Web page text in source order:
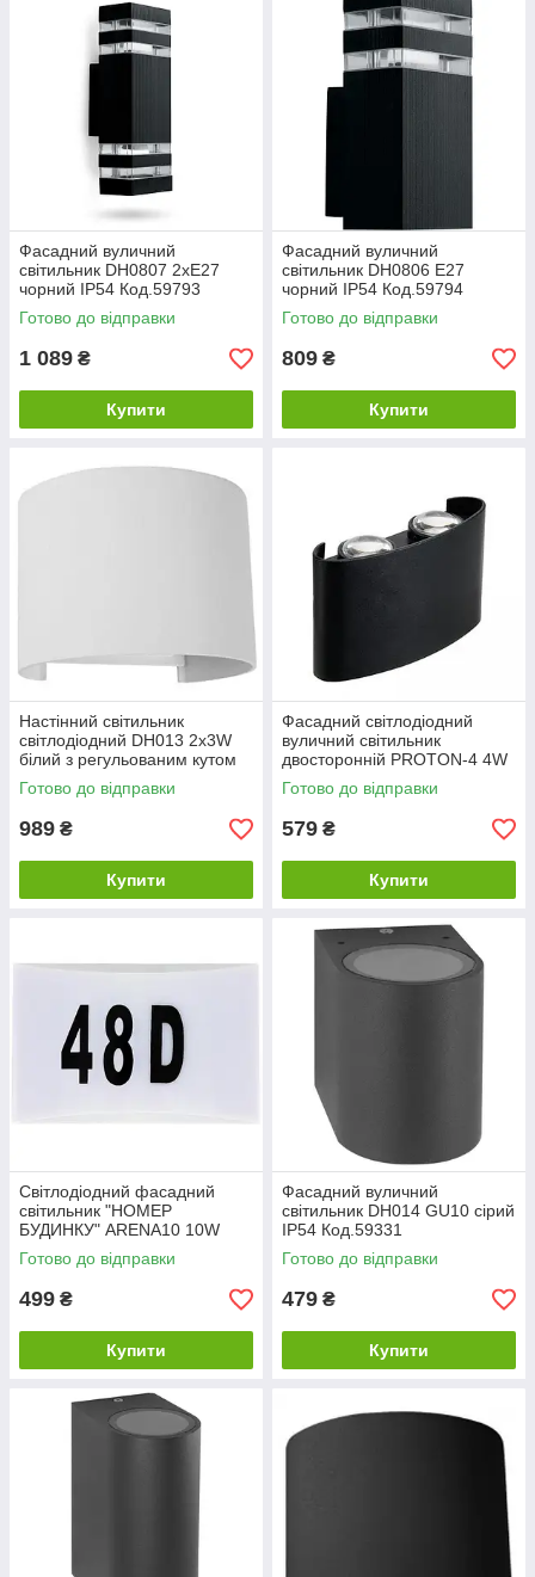
Фасадний вуличний
світильник DH0807 2хЕ27
чорний IP54 Код.59793
Готово до відправки
1 089 ₴
Купити
Фасадний вуличний
світильник DH0806 Е27
чорний IP54 Код.59794
Готово до відправки
809 ₴
Купити
Настінний світильник
світлодіодний DH013 2х3W
білий з регульованим кутом
світіння IP54 Код.59721
Готово до відправки
989 ₴
Купити
Фасадний світлодіодний
вуличний світильник
двосторонній PROTON-4 4W
чорний IP65 Код.59781
Готово до відправки
579 ₴
Купити
Світлодіодний фасадний
світильник "НОМЕР
БУДИНКУ" ARENA10 10W
4000K IP44 Код.59660
Готово до відправки
499 ₴
Купити
Фасадний вуличний
світильник DH014 GU10 сірий
IP54 Код.59331
Готово до відправки
479 ₴
Купити